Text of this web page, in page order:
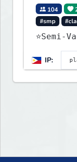
104
#smp
⭐Semi-
IP: